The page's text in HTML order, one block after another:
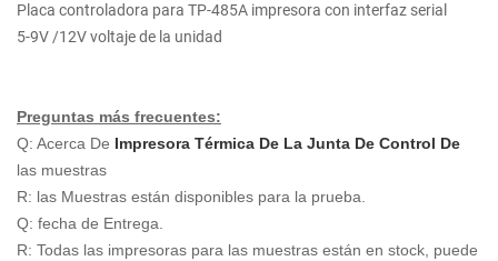
Placa controladora para TP-485A impresora con interfaz serial
5-9V /12V voltaje de la unidad
Preguntas más frecuentes:
Q: Acerca De Impresora Térmica De La Junta De Control De
las muestras
R: las Muestras están disponibles para la prueba.
Q: fecha de Entrega.
R: Todas las impresoras para las muestras están en stock, puede